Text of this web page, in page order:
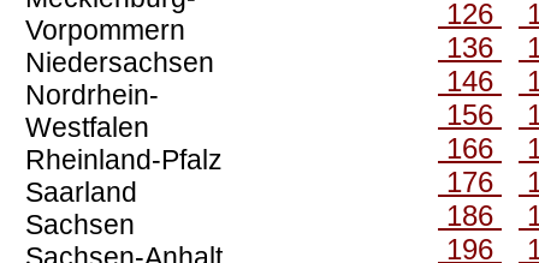
Vorpommern
Niedersachsen
Nordrhein-
Westfalen
Rheinland-Pfalz
Saarland
Sachsen
126
136
146
156
166
176
186
196